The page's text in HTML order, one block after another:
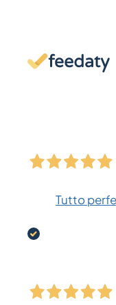
Tutto